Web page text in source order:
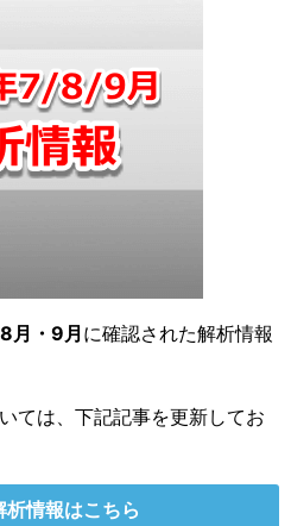
月・9月 に確認された解析情報
ては、下記記事を更新してお
析情報はこちら